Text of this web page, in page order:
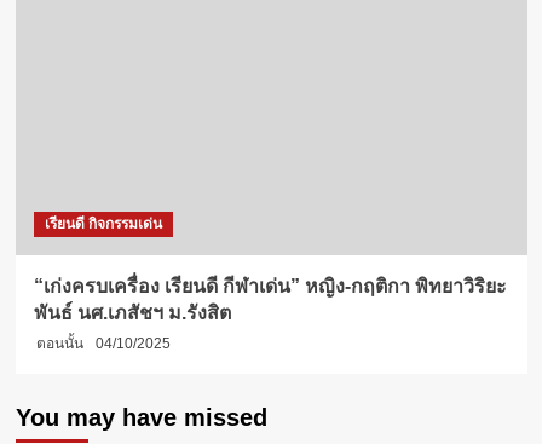
เรียนดี กิจกรรมเด่น
“เก่งครบเครื่อง เรียนดี กีฬาเด่น” หญิง-กฤติกา พิทยาวิริยะ
พันธ์ นศ.เภสัชฯ ม.รังสิต
ตอนนั้น 04/10/2025
You may have missed